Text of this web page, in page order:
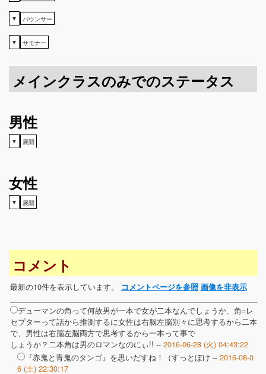
▼ バウンサー
▼ サモナー
メインクラスのみでのステータス
男性
▼ 展開
女性
▼ 展開
コメント
最新の10件を表示しています。 コメントページを参照 画像を非表示
デューマンの角って何故男が一本で女が二本なんでしょうか、角=レ
セプターって話から推測するに女性は右脳左脳別々に思考するから二本
で、男性は右脳左脳両方で思考するから一本って事で
しょうか？二本角は男のロマンなのにぃ!! -- 2016-06-28 (火) 04:43:22
『赤鬼と青鬼のタンゴ』を思いだすね！（すっとぼけ -- 2016-08-0
6 (土) 22:30:17